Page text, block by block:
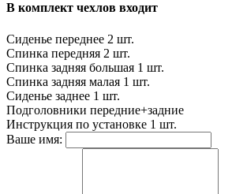
В комплект чехлов входит
Сиденье переднее 2 шт.
Спинка передняя 2 шт.
Спинка задняя большая 1 шт.
Спинка задняя малая 1 шт.
Сиденье заднее 1 шт.
Подголовники передние+задние
Инструкция по установке 1 шт.
Ваше имя: